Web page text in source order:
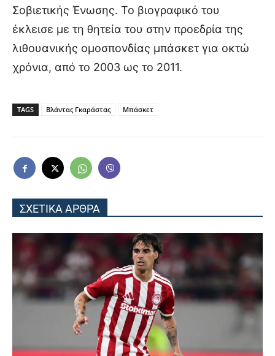
Σοβιετικής Ένωσης. Το βιογραφικό του
έκλεισε με τη θητεία του στην προεδρία της
λιθουανικής ομοσπονδίας μπάσκετ για οκτώ
χρόνια, από το 2003 ως το 2011.
TAGS Βλάντας Γκαράστας Μπάσκετ
ΣΧΕΤΙΚΑ ΑΡΘΡΑ